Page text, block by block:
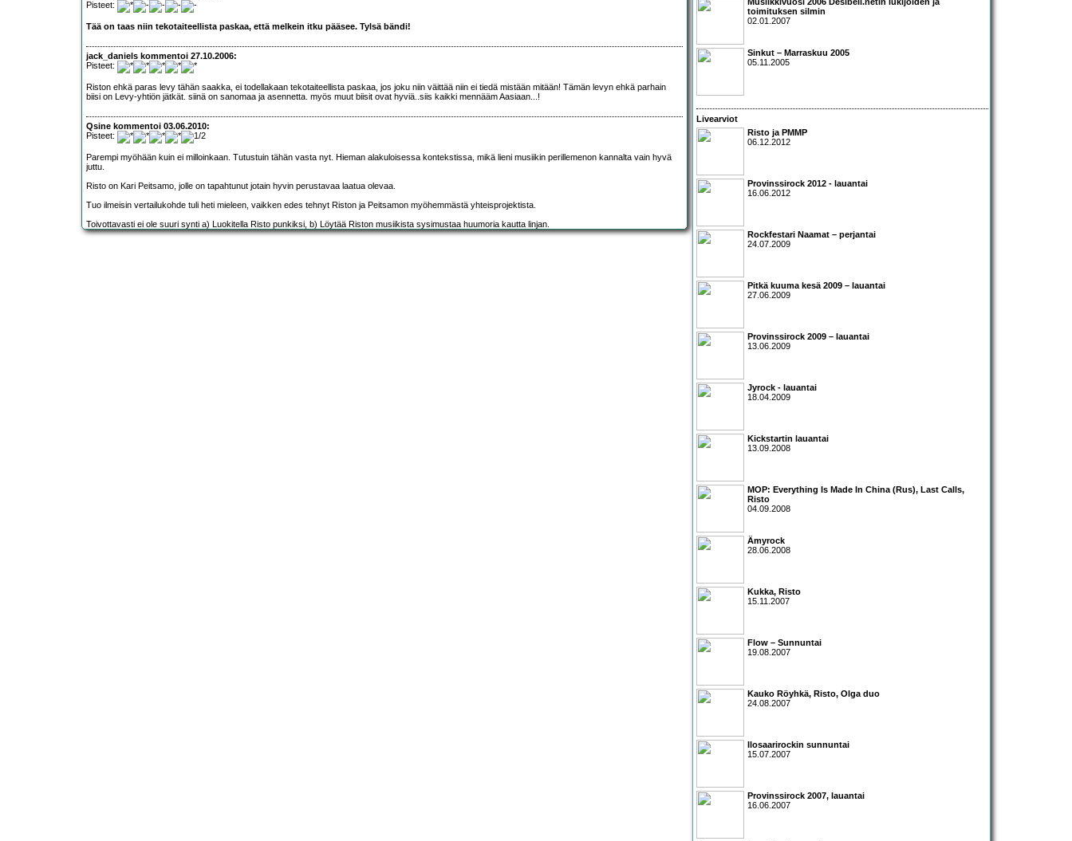
Pisteet:
Tää on taas niin tekotaiteellista paskaa, että melkein itku pääsee. Tylsä bändi!
jack_daniels kommentoi 27.10.2006:
Pisteet:
Riston ehkä paras levy tähän saakka, ei todellakaan tekotaiteellista paskaa, jos joku niin väittää niin ei tiedä mistään mitään! Tämän levyn ehkä parhain
biisi on Levy-yhtiön jätkät. siinä on sanomaa ja asennetta. myös muut biisit ovat hyviä..siis kaikki mennääm Aasiaan...!
Qsine kommentoi 03.06.2010:
Pisteet:
Parempi myöhään kuin ei milloinkaan. Tutustuin tähän vasta nyt. Hieman alakuloisessa kontekstissa, mikä lieni musiikin perillemenon kannalta vain hyvä
juttu.
Risto on Kari Peitsamo, jolle on tapahtunut jotain hyvin perustavaa laatua olevaa.
Tuo ilmeisin vertailukohde tuli heti mieleen, vaikken edes tehnyt Riston ja Peitsamon myöhemmästä yhteisprojektista.
Toivottavasti ei ole suuri synti a) Luokitella Risto punkiksi, b) Löytää Riston musiikista sysimustaa huumoria kautta linjan.
toimituksen silmin
02.01.2007
Sinkut – Marraskuu 2005
05.11.2005
Livearviot
Risto ja PMMP
06.12.2012
Provinssirock 2012 - lauantai
16.06.2012
Rockfestari Naamat – perjantai
24.07.2009
Pitkä kuuma kesä 2009 – lauantai
27.06.2009
Provinssirock 2009 – lauantai
13.06.2009
Jyrock - lauantai
18.04.2009
Kickstartin lauantai
13.09.2008
MOP: Everything Is Made In China (Rus), Last Calls,
Risto
04.09.2008
Ämyrock
28.06.2008
Kukka, Risto
15.11.2007
Flow – Sunnuntai
19.08.2007
Kauko Röyhkä, Risto, Olga duo
24.08.2007
Ilosaarirockin sunnuntai
15.07.2007
Provinssirock 2007, lauantai
16.06.2007